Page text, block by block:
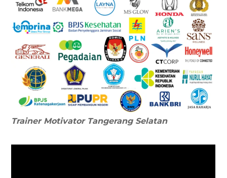
Trainer Motivator Tangerang Selatan